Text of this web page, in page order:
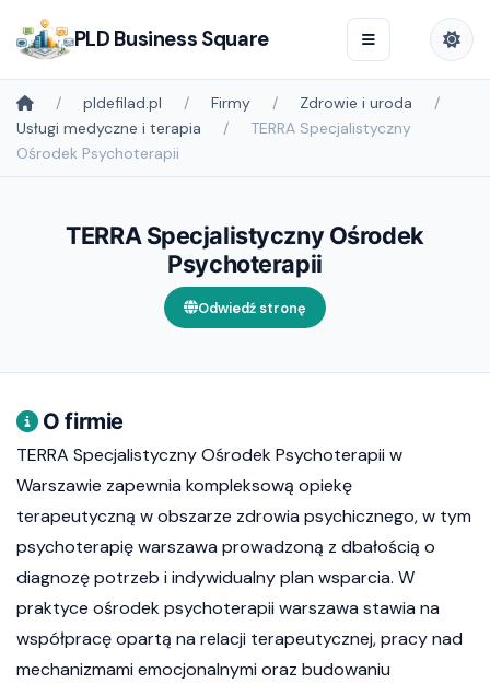
PLD Business Square
pldefilad.pl Firmy
Zdrowie i uroda
Usługi medyczne i terapia
TERRA Specjalistyczny
Ośrodek Psychoterapii
TERRA Specjalistyczny Ośrodek
Psychoterapii
Odwiedź stronę
O firmie
TERRA Specjalistyczny Ośrodek Psychoterapii w
Warszawie zapewnia kompleksową opiekę
terapeutyczną w obszarze zdrowia psychicznego, w tym
psychoterapię warszawa prowadzoną z dbałością o
diagnozę potrzeb i indywidualny plan wsparcia. W
praktyce ośrodek psychoterapii warszawa stawia na
współpracę opartą na relacji terapeutycznej, pracy nad
mechanizmami emocjonalnymi oraz budowaniu